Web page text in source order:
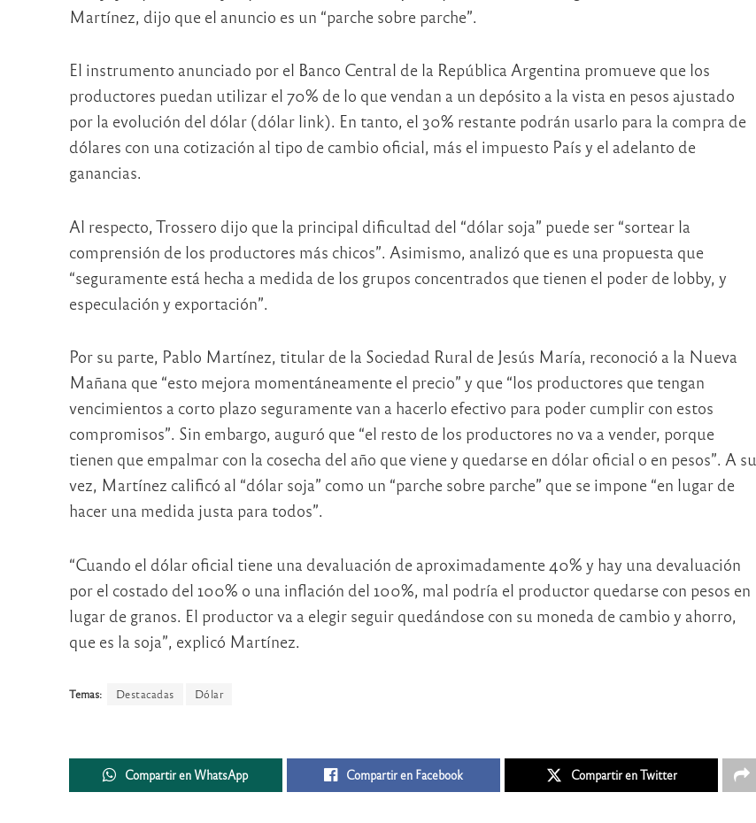
Martínez, dijo que el anuncio es un “parche sobre parche”.
El instrumento anunciado por el Banco Central de la República Argentina promueve que los
productores puedan utilizar el 70% de lo que vendan a un depósito a la vista en pesos ajustado
por la evolución del dólar (dólar link). En tanto, el 30% restante podrán usarlo para la compra de
dólares con una cotización al tipo de cambio oficial, más el impuesto País y el adelanto de
ganancias.
Al respecto, Trossero dijo que la principal dificultad del “dólar soja” puede ser “sortear la
comprensión de los productores más chicos”. Asimismo, analizó que es una propuesta que
“seguramente está hecha a medida de los grupos concentrados que tienen el poder de lobby, y
especulación y exportación”.
Por su parte, Pablo Martínez, titular de la Sociedad Rural de Jesús María, reconoció a la Nueva
Mañana que “esto mejora momentáneamente el precio” y que “los productores que tengan
vencimientos a corto plazo seguramente van a hacerlo efectivo para poder cumplir con estos
compromisos”. Sin embargo, auguró que “el resto de los productores no va a vender, porque
tienen que empalmar con la cosecha del año que viene y quedarse en dólar oficial o en pesos”. A su
vez, Martínez calificó al “dólar soja” como un “parche sobre parche” que se impone “en lugar de
hacer una medida justa para todos”.
“Cuando el dólar oficial tiene una devaluación de aproximadamente 40% y hay una devaluación
por el costado del 100% o una inflación del 100%, mal podría el productor quedarse con pesos en
lugar de granos. El productor va a elegir seguir quedándose con su moneda de cambio y ahorro,
que es la soja”, explicó Martínez.
Temas: Destacadas Dólar
Compartir en WhatsApp Compartir en Facebook Compartir en Twitter